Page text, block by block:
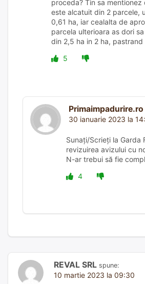
proceda? Tin sa mentionez
este alcatuit din 2 parcele,
0,61 ha, iar cealalta de
parcela ulterioara as dori
din 2,5 ha in 2 ha,
5
Primaimpadurire.ro
30 ianuarie 2023 la
Sunați/Scrieți la Garda
revizuirea avizului cu
N-ar trebui să fie
4
REVAL SRL spune:
10 martie 2023 la 09:30